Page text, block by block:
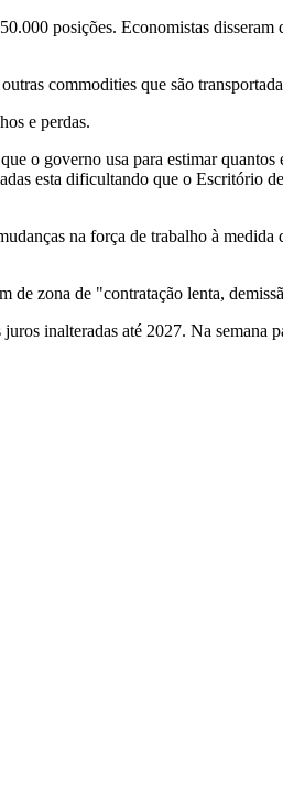
posições. Economistas
commodities que são
e perdas.
o governo usa para estimar
esta dificultando que o Escritório
na força de trabalho à
de zona de "contratação lenta,
inalteradas até 2027. Na